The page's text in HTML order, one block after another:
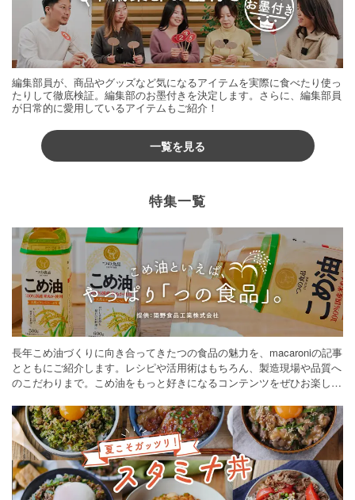
編集部員が、商品やグッズなど気になるアイテムを実際に食べたり使っ
たりして徹底検証。編集部のお墨付きを決定します。さらに、編集部員
が日常的に愛用しているアイテムもご紹介！
一覧を見る
特集一覧
長年こめ油づくりに向き合ってきたつの食品の魅力を、macaroniの記事
とともにご紹介します。レシピや活用術はもちろん、製造現場や品質へ
のこだわりまで。こめ油をもっと好きになるコンテンツをぜひお楽しみ